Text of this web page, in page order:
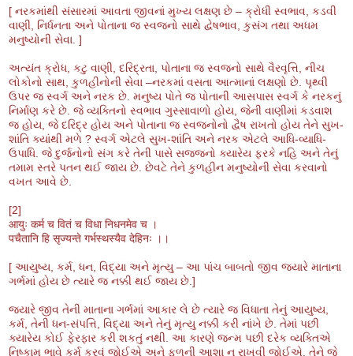
[ નરકમાંથી સંસારમાં આવતા જીવનાં મુખ્ય લક્ષણ છે – ક્રોધી સ્વભાવ, કડવી
વાણી, નિર્ધનતા અને પોતાના જ સ્વજનો સાથે દ્વેષભાવ, કુસંગ તથા અધમ
મનુષ્યોની સેવા. ]
અત્યંત ક્રોધ, કટુ વાણી, દરિદ્રતા, પોતાના જ સ્વજનો સાથે વૈરવૃત્તિ, નીચ
લોકોનો સાથ, કુળહીનોની સેવા –નરકમાં વસતા આત્માનાં લક્ષણો છે. પૃથ્વી
ઉપર જ સ્વર્ગ અને નરક છે. મનુષ્ય પોતે જ પોતાની આસપાસ સ્વર્ગ કે નરકનું
નિર્માણ કરે છે. જે વ્યક્તિનો સ્વભાવ ગુસ્સાવાળો હોય, જેની વાણીમાં કડવાશ
જ હોય, જે દરિદ્ર હોય અને પોતાના જ સ્વજનોનો દ્વૈષ રાખતો હોય તેને સુખ-
શાંતિ ક્યાંથી મળે ? સ્વર્ગ એટલે સુખ-શાંતિ અને નરક એટલે આધિ-વ્યાધિ-
ઉપાધિ. જે દુર્જનોનો સંગ કરે તેની પાસે સજ્જનો ક્યારેય ફરકે નહિ અને તેનું
તમામ સ્તરે પતન થઈ જાય છે. છેવટે તેને કુળહીન મનુષ્યોની સેવા કરવાનો
વખત આવે છે.
[2]
आयुः कर्म च वितं च विधा निधनमेव च ।
पचैतानि हि सृज्यन्ते गर्भस्थस्यैव देहिनः ।।
[ આયુષ્ય, કર્મ, ધન, વિદ્યા અને મૃત્યુ – આ પાંચ બાબતો જીવ જ્યારે માતાના
ગર્ભમાં હોય છે ત્યારે જ નક્કી થઈ જાય છે.]
જ્યારે જીવ તેની માતાના ગર્ભમાં આકાર લે છે ત્યારે જ વિધાતા તેનું આયુષ્ય,
કર્મ, તેની ધન-સંપત્તિ, વિદ્યા અને તેનું મૃત્યુ નક્કી કરી નાંખે છે. તેમાં પછી
ક્યારેય કોઈ ફેરફાર કરી શકતું નથી. આ કારણે જન્મ પછી દરેક વ્યક્તિએ
નિષ્કામ ભાવે કર્મ કરવું જોઈએ અને ફળની આશા ન રાખવી જોઈએ. તેને જે